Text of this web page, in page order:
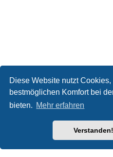
Diese Website nutzt Cookies,
bestmöglichen Komfort bei
bieten. Mehr erfahren
Verstanden!